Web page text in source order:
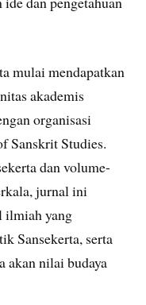
mulai mendapatkan
akademis
organisasi
Sanskrit Studies.
dan volume-
jurnal ini
ilmiah yang
Sansekerta, serta
akan nilai budaya